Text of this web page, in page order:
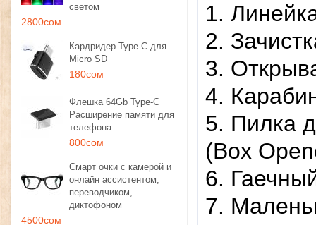
светом
2800сом
Кардридер Type-C для
Micro SD
180сом
Флешка 64Gb Type-C
Расширение памяти для
телефона
800сом
Смарт очки с камерой и
онлайн ассистентом,
переводчиком,
диктофоном
4500сом
1.
2.
3.
4.
5. Пилка
(Box
6.
7.